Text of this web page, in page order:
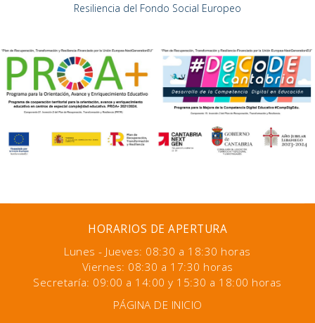
Resiliencia del Fondo Social Europeo
HORARIOS DE APERTURA
Lunes - Jueves: 08:30 a 18:30 horas
Viernes: 08:30 a 17:30 horas
Secretaría: 09:00 a 14:00 y 15:30 a 18:00 horas
PÁGINA DE INICIO